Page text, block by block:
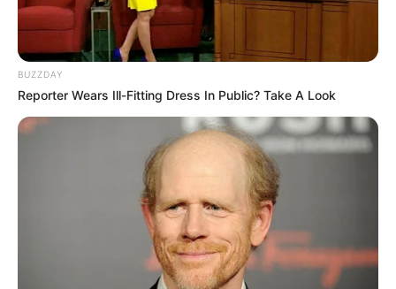
egészségügyi intézmények elé babamentő
inkubátorokat helyeznek ki. Ez azért hasznos, mert
ha a szülők olyan helyzetben vannak, hogy nem
Egy floridai tűzoltóállomás babamenő inkubátort
helyezett ki az épület elé, hogy amennyiben egy
anya nehéz helyzetbe kerül, a helyes döntést
hozhassa. Egy ismeretlen édesanya ezt a nehéz
döntést hozta meg: bár életet adott gyönyörű
kislányának, a tűzoltóállomás inkubátorába
BUZZDAY
Reporter Wears Ill-Fitting Dress In Public? Take A Look